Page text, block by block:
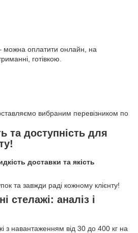
можна оплатити онлайн, на
готівкою.
вибраним перевізником по
та доступність для
доставки та якість
та завжди раді кожному клієнту!
стелажі: аналіз і
з навантаженням від 30 до 400 кг на